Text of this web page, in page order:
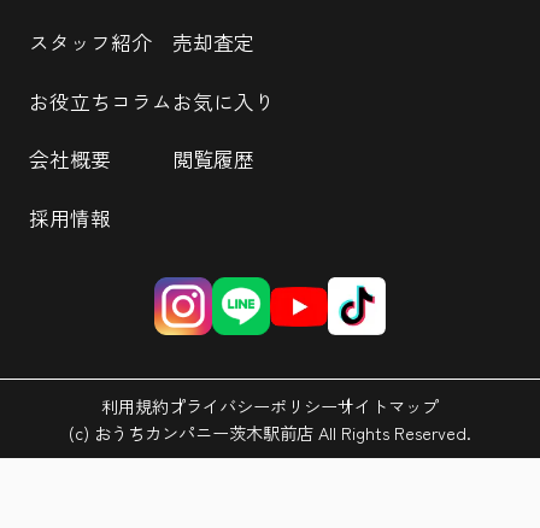
スタッフ紹介
お役立ちコラム
会社概要
採用情報
売却査定
お気に入り
閲覧履歴
利用規約プライバシーポリシーサイトマップ
(c) おうちカンパニー茨木駅前店 All Rights Reserved.